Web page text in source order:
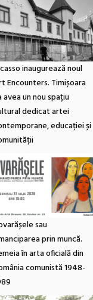
inaugurează noul
Encounters. Timișoara
avea un nou spațiu
dedicat artei
educației și
sau
prin muncă.
în arta oficială din
comunistă 1948-